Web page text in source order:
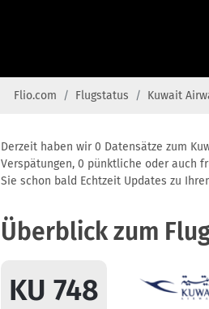
Flio.com Flugstatus Kuwait
Derzeit haben wir 0 Datensätze zum
Verspätungen, 0 pünktliche oder auch
Sie schon bald Echtzeit Updates zu
Überblick zum
KU 748